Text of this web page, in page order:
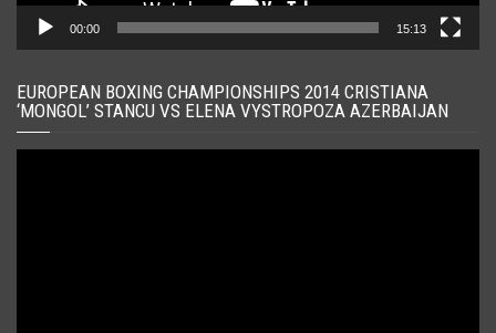
00:00 15:13
EUROPEAN BOXING CHAMPIONSHIPS 2014 CRISTIANA
‘MONGOL’ STANCU VS ELENA VYSTROPOZA AZERBAIJAN